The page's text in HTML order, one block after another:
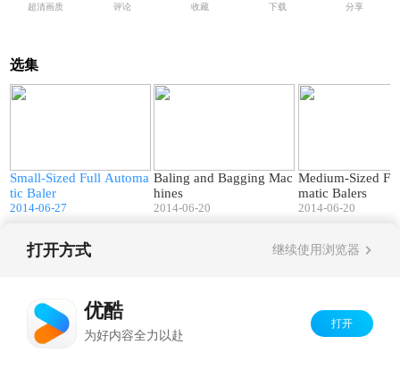
超清画质 评论 收藏 下载 分享
选集
Small-Sized Full Automa
tic Baler
2014-06-27
Baling and Bagging Mac
hines
2014-06-20
Medium-Sized
matic Balers
2014-06-20
打开方式 继续使用浏览器
优酷
为好内容全力以赴
打开